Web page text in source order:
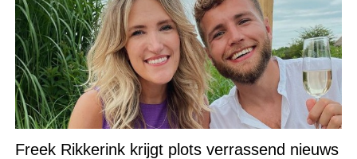
Freek Rikkerink krijgt plots verrassend nieuws